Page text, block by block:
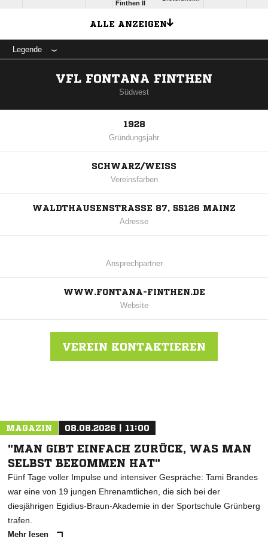
Finthen II
ALLE ANZEIGEN
Legende
VFL FONTANA FINTHEN
Südwest
1928
Gründungsjahr
SCHWARZ/WEISS
Vereinsfarben
WALDTHAUSENSTRASSE 87, 55126 MAINZ
Adresse
Ansprechpartner
WWW.FONTANA-FINTHEN.DE
Website
VEREIN KONTAKTIEREN
MAGAZIN 08.08.2026 | 11:00
"MAN GIBT EINFACH ZURÜCK, WAS MAN
SELBST BEKOMMEN HAT"
Fünf Tage voller Impulse und intensiver Gespräche: Tami Brandes
war eine von 19 jungen Ehrenamtlichen, die sich bei der
diesjährigen Egidius-Braun-Akademie in der Sportschule Grünberg
trafen.
Mehr lesen